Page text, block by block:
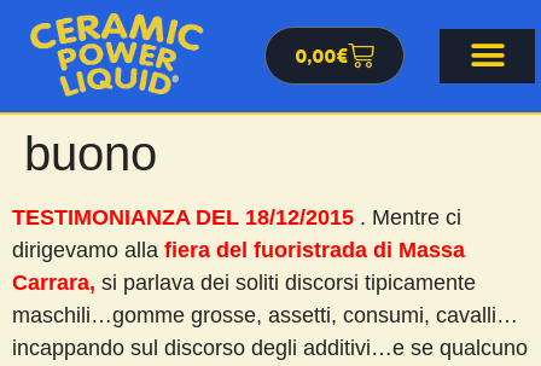
0,00€
buono
TESTIMONIANZA DEL 18/12/2015 . Mentre ci
dirigevamo alla fiera del fuoristrada di Massa
Carrara, si parlava dei soliti discorsi tipicamente
maschili…gomme grosse, assetti, consumi, cavalli…
incappando sul discorso degli additivi…e se qualcuno